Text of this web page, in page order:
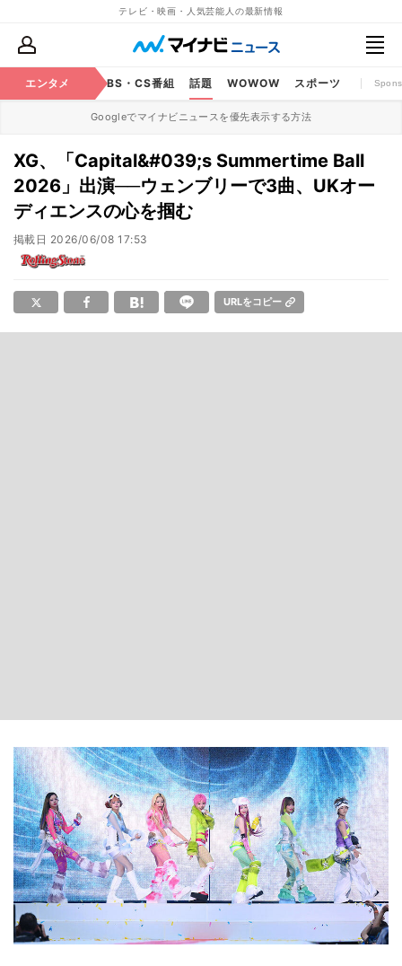
テレビ・映画・人気芸能人の最新情報
エンタメ
映画 YouTube BS・CS番組 話題 WOWOW スポーツ
Googleでマイナビニュースを優先表示する方法
XG、「Capital&#039;s Summertime Ball
2026」出演──ウェンブリーで3曲、UKオー
ディエンスの心を掴む
掲載日 2026/06/08 17:53
URLをコピー